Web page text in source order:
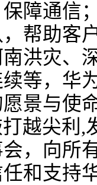
障通信
帮助客
洪灾、
等，华
景与使
越尖利,
，向所
和支持